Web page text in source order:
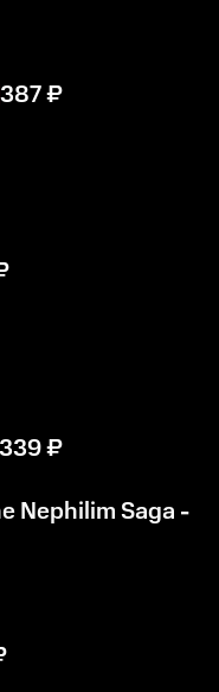
387₽
339₽
Nephilim Saga -